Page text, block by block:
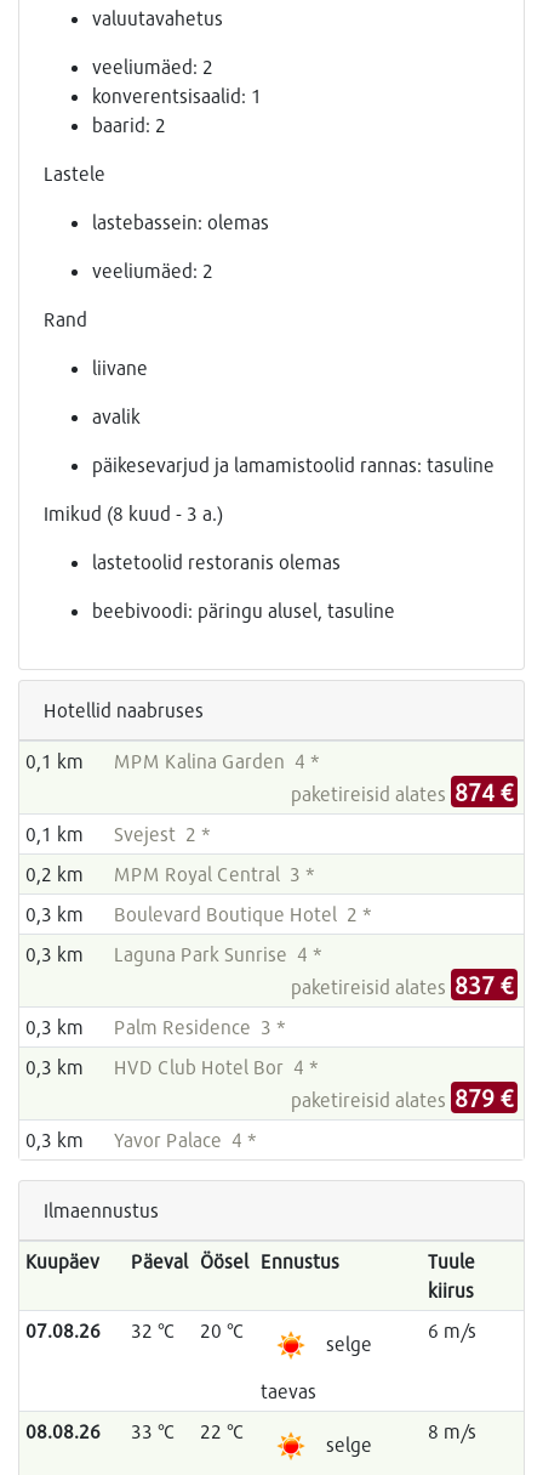
valuutavahetus
veeliumäed: 2
konverentsisaalid: 1
baarid: 2
Lastele
lastebassein: olemas
veeliumäed: 2
Rand
liivane
avalik
päikesevarjud ja lamamistoolid rannas: tasuline
Imikud (8 kuud - 3 a.)
lastetoolid restoranis olemas
beebivoodi: päringu alusel, tasuline
Hotellid naabruses
0,1 km
MPM Kalina Garden 4 *
paketireisid alates 874 €
0,1 km
Svejest 2 *
0,2 km
MPM Royal Central 3 *
0,3 km
Boulevard Boutique Hotel 2 *
0,3 km
Laguna Park Sunrise 4 *
paketireisid alates 837 €
0,3 km
Palm Residence 3 *
0,3 km
HVD Club Hotel Bor 4 *
paketireisid alates 879 €
0,3 km Yavor Palace 4 *
Ilmaennustus
Kuupäev Päeval Öösel Ennustus
Tuule
kiirus
07.08.26
32 °C 20 °C
selge
taevas
6 m/s
08.08.26 33 °C 22 °C
selge
8 m/s